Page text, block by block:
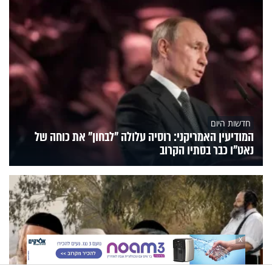
חדשות היום
המודיעין האמריקני: רוסיה עלולה "לבחון" את כוחה של
נאט"ו כבר בסתיו הקרוב
X